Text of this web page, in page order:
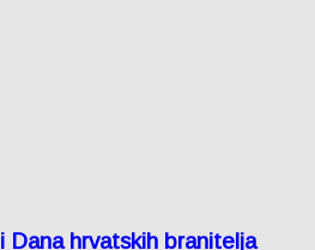
Dana hrvatskih branitelja